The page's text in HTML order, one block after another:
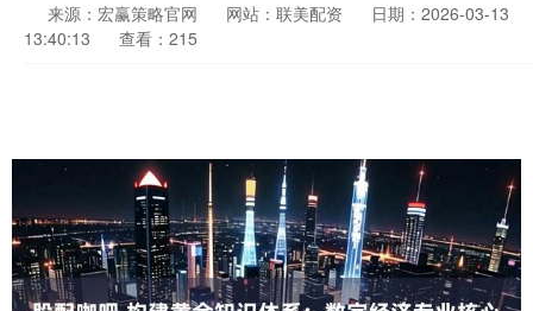
来源：宏赢策略官网 网站：联美配资
日期：2026-03-13
13:40:13
查看：215